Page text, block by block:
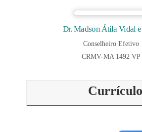
Dr. Madson Átila Vidal
Conselheiro Efetivo
CRMV-MA 1492 VP
Currículo